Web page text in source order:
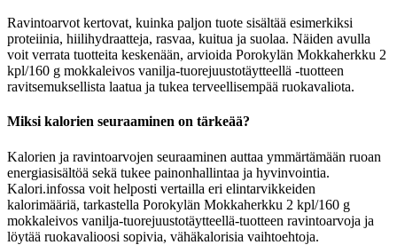
Ravintoarvot kertovat, kuinka paljon tuote sisältää esimerkiksi
proteiinia, hiilihydraatteja, rasvaa, kuitua ja suolaa. Näiden avulla
voit verrata tuotteita keskenään, arvioida Porokylän Mokkaherkku 2
kpl/160 g mokkaleivos vanilja-tuorejuustotäytteellä -tuotteen
ravitsemuksellista laatua ja tukea terveellisempää ruokavaliota.
Miksi kalorien seuraaminen on tärkeää?
Kalorien ja ravintoarvojen seuraaminen auttaa ymmärtämään ruoan
energiasisältöä sekä tukee painonhallintaa ja hyvinvointia.
Kalori.infossa voit helposti vertailla eri elintarvikkeiden
kalorimääriä, tarkastella Porokylän Mokkaherkku 2 kpl/160 g
mokkaleivos vanilja-tuorejuustotäytteellä-tuotteen ravintoarvoja ja
löytää ruokavalioosi sopivia, vähäkalorisia vaihtoehtoja.